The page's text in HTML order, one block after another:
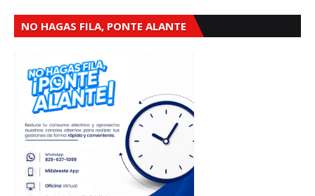
NO HAGAS FILA, PONTE ALANTE